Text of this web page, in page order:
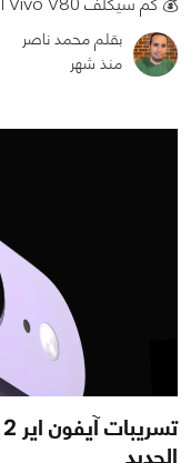
بقلم محمد ناصر
منذ شهر
الجديد